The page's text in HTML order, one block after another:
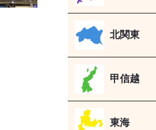
北関東
甲信越
東海